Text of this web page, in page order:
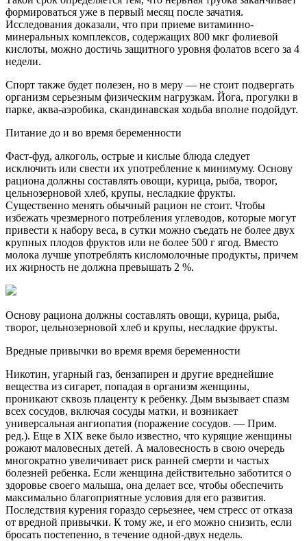
формироваться уже в первый месяц после зачатия.
Исследования доказали, что при приеме витаминно-
минеральных комплексов, содержащих 800 мкг фолиевой
кислоты, можно достичь защитного уровня фолатов всего за 4
недели.
Спорт также будет полезен, но в меру — не стоит подвергать
организм серьезным физическим нагрузкам. Йога, прогулки в
парке, аква-аэробика, скандинавская ходьба вполне подойдут.
Питание до и во время беременности
Фаст-фуд, алкоголь, острые и кислые блюда следует
исключить или свести их употребление к минимуму. Основу
рациона должны составлять овощи, курица, рыба, творог,
цельнозерновой хлеб, крупы, несладкие фрукты.
Существенно менять обычный рацион не стоит. Чтобы
избежать чрезмерного потребления углеводов, которые могут
привести к набору веса, в сутки можно съедать не более двух
крупных плодов фруктов или не более 500 г ягод. Вместо
молока лучше употреблять кисломолочные продукты, причем
их жирность не должна превышать 2 %.
Основу рациона должны составлять овощи, курица, рыба,
творог, цельнозерновой хлеб и крупы, несладкие фрукты.
Вредные привычки во время время беременности
Никотин, угарный газ, бензапирен и другие вреднейшие
вещества из сигарет, попадая в организм женщины,
проникают сквозь плаценту к ребенку. Дым вызывает спазм
всех сосудов, включая сосуды матки, и возникает
универсальная ангиопатия (поражение сосудов. — Прим.
ред.). Еще в XIX веке было известно, что курящие женщины
рожают маловесных детей. А маловесность в свою очередь
многократно увеличивает риск ранней смерти и частых
болезней ребенка. Если женщина действительно заботится о
здоровье своего малыша, она делает все, чтобы обеспечить
максимально благоприятные условия для его развития.
Последствия курения гораздо серьезнее, чем стресс от отказа
от вредной привычки. К тому же, и его можно снизить, если
бросать постепенно, в течение одной-двух недель.